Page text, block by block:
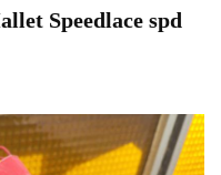
Speedlace spd